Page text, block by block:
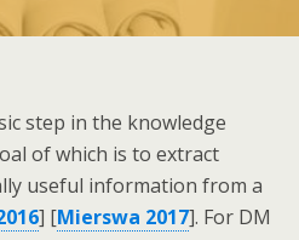
step in the knowledge
of which is to extract
useful information from a
] [Mierswa 2017]. For DM